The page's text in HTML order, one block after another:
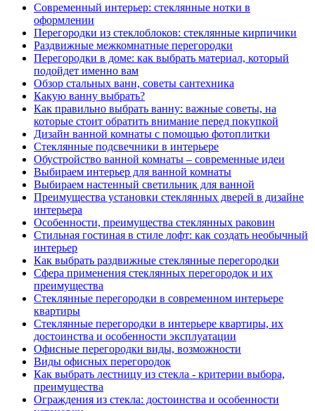
Современный интерьер: стеклянные нотки в
оформлении
Перегородки из стеклоблоков: стеклянные кирпичики
Раздвижные межкомнатные перегородки
Перегородки в доме: как выбрать материал, который
подойдет именно вам
Обзор стальных ванн, советы сантехника
Какую ванну выбрать?
Как правильно выбрать ванну: важные советы, на
которые стоит обратить внимание перед покупкой
Дизайн ванной комнаты с помощью фотоплитки
Стеклянные подсвечники в интерьере
Обустройство ванной комнаты – современные идеи
Выбираем интерьер для ванной комнаты
Выбираем настенный светильник для ванной
Преимущества установки стеклянных дверей в дизайне
интерьера
Особенности, преимущества стеклянных раковин
Стильная гостиная в стиле лофт: как создать необычный
интерьер
Как выбрать раздвижные стеклянные перегородки
Сфера применения стеклянных перегородок и их
преимущества
Стеклянные перегородки в современном интерьере
квартиры
Стеклянные перегородки в интерьере квартиры, их
достоинства и особенности эксплуатации
Офисные перегородки виды, возможности
Виды офисных перегородок
Как выбрать лестницу из стекла - критерии выбора,
преимущества
Ограждения из стекла: достоинства и особенности